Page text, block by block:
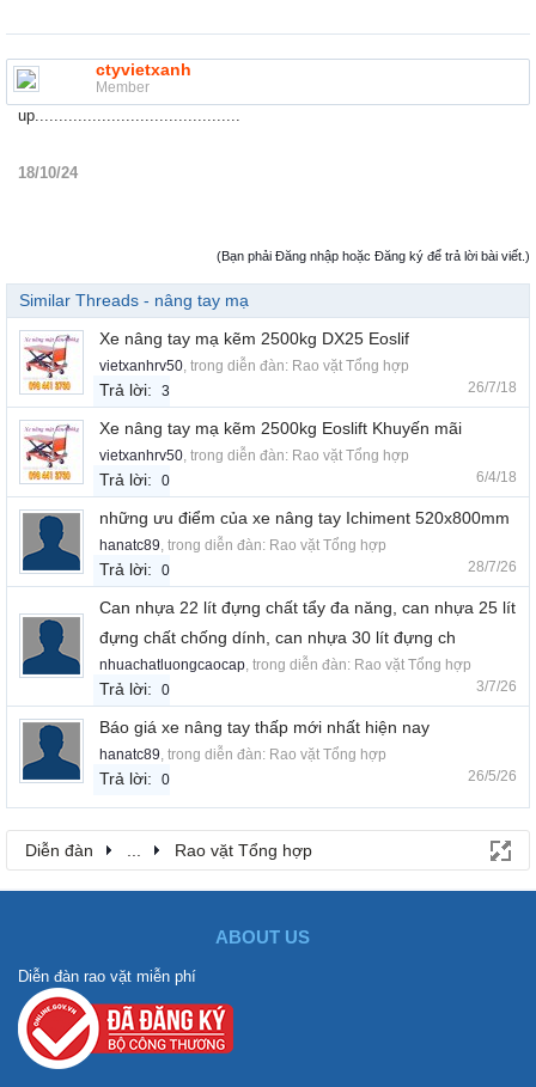
ctyvietxanh
Member
up...........................................
18/10/24
(Bạn phải Đăng nhập hoặc Đăng ký để trả lời bài viết.)
Similar Threads - nâng tay mạ
Xe nâng tay mạ kẽm 2500kg DX25 Eoslif
vietxanhrv50, trong diễn đàn: Rao vặt Tổng hợp
Trả lời: 3 26/7/18
Xe nâng tay mạ kẽm 2500kg Eoslift Khuyến mãi
vietxanhrv50, trong diễn đàn: Rao vặt Tổng hợp
Trả lời: 0 6/4/18
những ưu điểm của xe nâng tay Ichiment 520x800mm
hanatc89, trong diễn đàn: Rao vặt Tổng hợp
Trả lời: 0 28/7/26
Can nhựa 22 lít đựng chất tẩy đa năng, can nhựa 25 lít
đựng chất chống dính, can nhựa 30 lít đựng ch
nhuachatluongcaocap, trong diễn đàn: Rao vặt Tổng hợp
Trả lời: 0 3/7/26
Báo giá xe nâng tay thấp mới nhất hiện nay
hanatc89, trong diễn đàn: Rao vặt Tổng hợp
Trả lời: 0 26/5/26
Diễn đàn ... Rao vặt Tổng hợp
ABOUT US
Diễn đàn rao vặt miễn phí